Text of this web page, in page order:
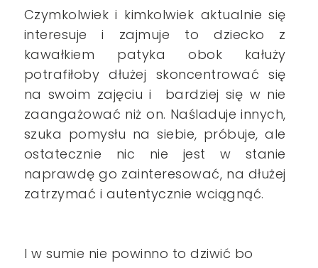
Czymkolwiek i kimkolwiek aktualnie się
interesuje i zajmuje to dziecko z
kawałkiem patyka obok kałuży
potrafiłoby dłużej skoncentrować się
na swoim zajęciu i bardziej się w nie
zaangażować niż on. Naśladuje innych,
szuka pomysłu na siebie, próbuje, ale
ostatecznie nic nie jest w stanie
naprawdę go zainteresować, na dłużej
zatrzymać i autentycznie wciągnąć.
I w sumie nie powinno to dziwić bo